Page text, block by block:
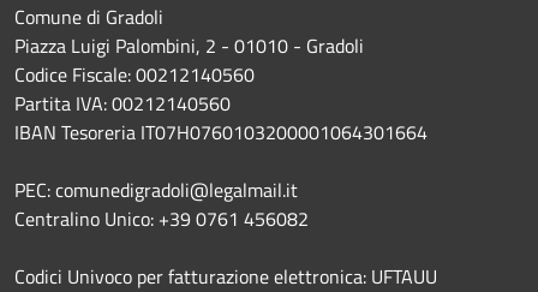
Comune di Gradoli
Piazza Luigi Palombini, 2 - 01010 - Gradoli
Codice Fiscale: 00212140560
Partita IVA: 00212140560
IBAN Tesoreria IT07H0760103200001064301664
PEC: comunedigradoli@legalmail.it
Centralino Unico: +39 0761 456082
Codici Univoco per fatturazione elettronica: UFTAUU